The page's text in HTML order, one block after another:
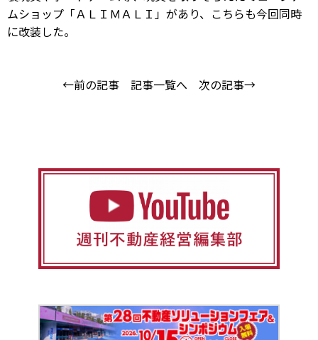
ムショップ「ＡＬＩＭＡＬＩ」があり、こちらも今回同時
に改装した。
←前の記事 記事一覧へ 次の記事→